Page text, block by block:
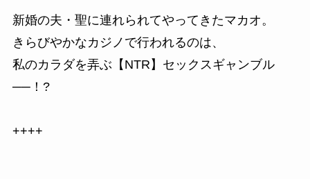
新婚の夫・聖に連れられてやってきたマカオ。
きらびやかなカジノで行われるのは、
私のカラダを弄ぶ【NTR】セックスギャンブル
──！?
++++